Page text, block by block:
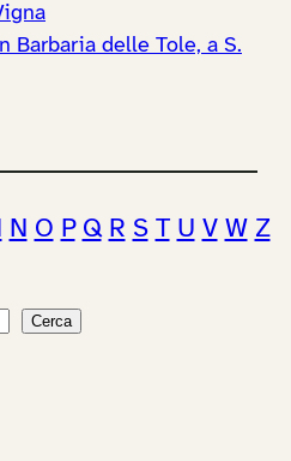
Barbaria delle Tole, a S.
N O P Q R S T U V W Z
Cerca